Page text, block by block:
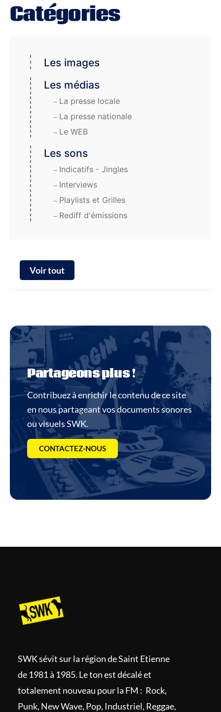
Catégories
Les images
Les médias
La presse locale
La presse nationale
Le WEB
Les sons
Indicatifs - Jingles
Interviews
Playlists et Grilles
Rediff d'émissions
Voir tout
Partageons plus !
Contribuez à enrichir le contenu de ce site
en nous partageant vos documents sonores
ou visuels SWK.
CONTACTEZ-NOUS
SWK sévit sur la région de Saint Etienne
de 1981 à 1985. Le ton est décalé et
totalement nouveau pour la FM : Rock,
Punk, New Wave, Pop, Industriel, Reggae,